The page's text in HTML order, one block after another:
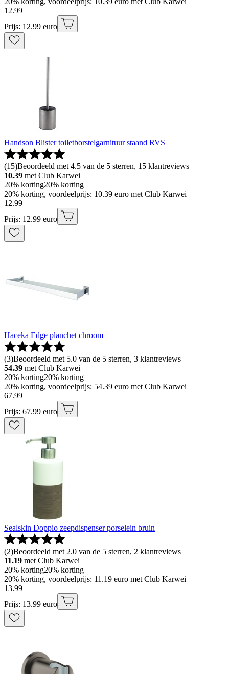
12.99
Prijs: 12.99 euro
Handson Blister toiletborstelgarnituur staand RVS
(15)Beoordeeld met 4.5 van de 5 sterren, 15 klantreviews
10.39 met Club Karwei
20% korting20% korting
20% korting, voordeelprijs: 10.39 euro met Club Karwei
12.99
Prijs: 12.99 euro
Haceka Edge planchet chroom
(3)Beoordeeld met 5.0 van de 5 sterren, 3 klantreviews
54.39 met Club Karwei
20% korting20% korting
20% korting, voordeelprijs: 54.39 euro met Club Karwei
67.99
Prijs: 67.99 euro
Sealskin Doppio zeepdispenser porselein bruin
(2)Beoordeeld met 2.0 van de 5 sterren, 2 klantreviews
11.19 met Club Karwei
20% korting20% korting
20% korting, voordeelprijs: 11.19 euro met Club Karwei
13.99
Prijs: 13.99 euro